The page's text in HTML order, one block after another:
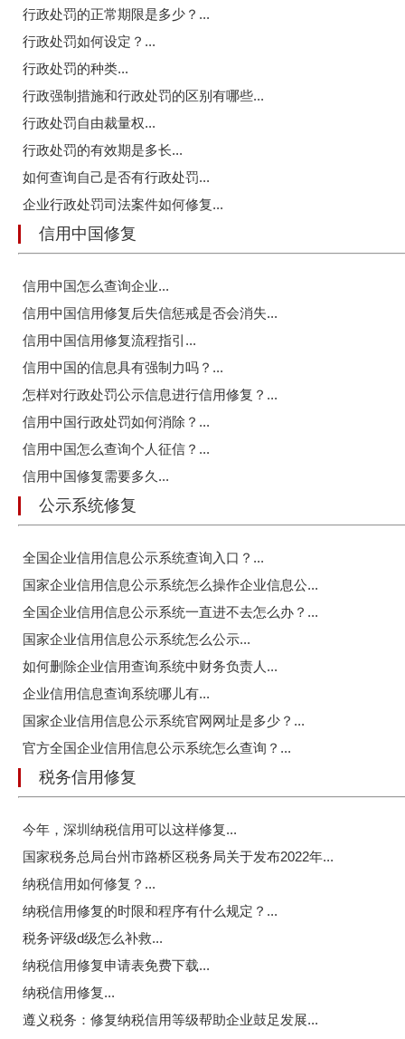
行政处罚的正常期限是多少？...
行政处罚如何设定？...
行政处罚的种类...
行政强制措施和行政处罚的区别有哪些...
行政处罚自由裁量权...
行政处罚的有效期是多长...
如何查询自己是否有行政处罚...
企业行政处罚司法案件如何修复...
信用中国修复
信用中国怎么查询企业...
信用中国信用修复后失信惩戒是否会消失...
信用中国信用修复流程指引...
信用中国的信息具有强制力吗？...
怎样对行政处罚公示信息进行信用修复？...
信用中国行政处罚如何消除？...
信用中国怎么查询个人征信？...
信用中国修复需要多久...
公示系统修复
全国企业信用信息公示系统查询入口？...
国家企业信用信息公示系统怎么操作企业信息公...
全国企业信用信息公示系统一直进不去怎么办？...
国家企业信用信息公示系统怎么公示...
如何删除企业信用查询系统中财务负责人...
企业信用信息查询系统哪儿有...
国家企业信用信息公示系统官网网址是多少？...
官方全国企业信用信息公示系统怎么查询？...
税务信用修复
今年，深圳纳税信用可以这样修复...
国家税务总局台州市路桥区税务局关于发布2022年...
纳税信用如何修复？...
纳税信用修复的时限和程序有什么规定？...
税务评级d级怎么补救...
纳税信用修复申请表免费下载...
纳税信用修复...
遵义税务：修复纳税信用等级帮助企业鼓足发展...